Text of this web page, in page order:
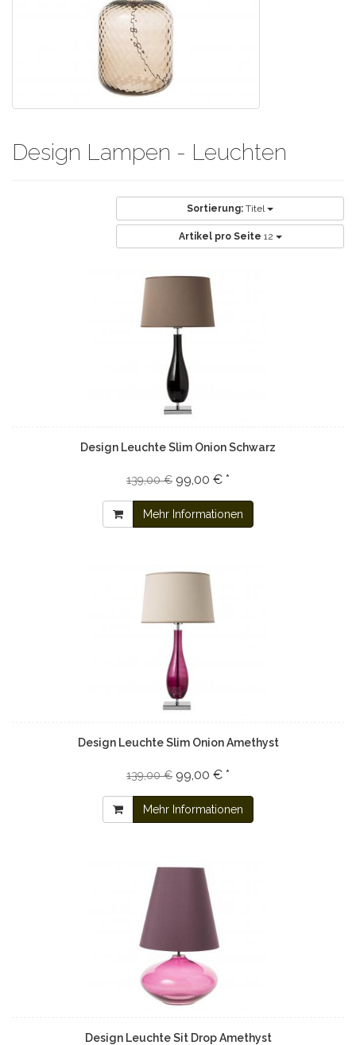
Design Lampen - Leuchten
Sortierung: Titel
Artikel pro Seite 12
Design Leuchte Slim Onion Schwarz
139,00 € 99,00 € *
Mehr Informationen
Design Leuchte Slim Onion Amethyst
139,00 € 99,00 € *
Mehr Informationen
Design Leuchte Sit Drop Amethyst